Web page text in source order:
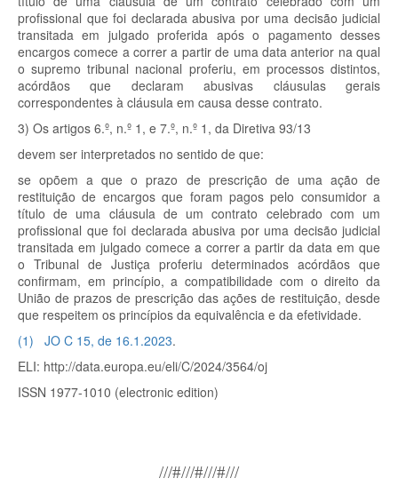
profissional que foi declarada abusiva por uma decisão judicial
transitada em julgado proferida após o pagamento desses
encargos comece a correr a partir de uma data anterior na qual
o supremo tribunal nacional proferiu, em processos distintos,
acórdãos que declaram abusivas cláusulas gerais
correspondentes à cláusula em causa desse contrato.
3) Os artigos 6.º, n.º 1, e 7.º, n.º 1, da Diretiva 93/13
devem ser interpretados no sentido de que:
se opõem a que o prazo de prescrição de uma ação de
restituição de encargos que foram pagos pelo consumidor a
título de uma cláusula de um contrato celebrado com um
profissional que foi declarada abusiva por uma decisão judicial
transitada em julgado comece a correr a partir da data em que
o Tribunal de Justiça proferiu determinados acórdãos que
confirmam, em princípio, a compatibilidade com o direito da
União de prazos de prescrição das ações de restituição, desde
que respeitem os princípios da equivalência e da efetividade.
(1) JO C 15, de 16.1.2023.
ELI: http://data.europa.eu/eli/C/2024/3564/oj
ISSN 1977-1010 (electronic edition)
///#///#///#///